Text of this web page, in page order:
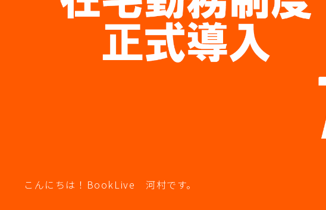
こんにちは！BookLive 河村です。